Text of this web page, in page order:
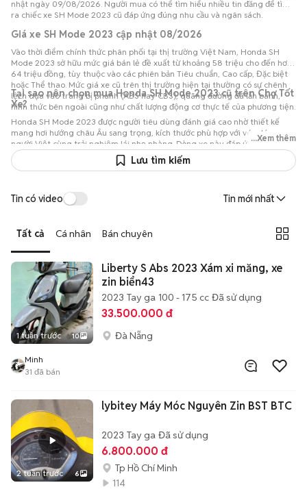
nhật ngày 09/08/2026. Người mua có thể tìm hiểu nhiều tin đăng để tìm
ra chiếc xe SH Mode 2023 cũ đáp ứng đúng nhu cầu và ngân sách.
Giá xe SH Mode 2023 cập nhật 08/2026
Vào thời điểm chính thức phân phối tại thị trường Việt Nam, Honda SH
Mode 2023 sở hữu mức giá bán lẻ đề xuất từ khoảng 58 triệu cho đến hơn
64 triệu đồng, tùy thuộc vào các phiên bản Tiêu chuẩn, Cao cấp, Đặc biệt
hoặc Thể thao. Mức giá xe cũ trên thị trường hiện tại thường có sự chênh
lệch dựa vào trang bị phanh (ABS hay CBS), quãng đường đã lăn bánh,
hình thức bên ngoài cũng như chất lượng động cơ thực tế của phương tiện.
Tại sao nên chọn mua Honda SH Mode 2023 cũ trên Chợ Tốt
Xe?
Honda SH Mode 2023 được người tiêu dùng đánh giá cao nhờ thiết kế
mang hơi hướng châu Âu sang trọng, kích thước phù hợp với vóc dáng
người Việt cùng trải nghiệm lái nhẹ nhàng. Dòng xe này đáp ứng tốt các
mục đích từ đi lại mỗi ngày, dạo phố thanh lịch cho đến gắn bó dài hạn nhờ
chất lượng cơ khí bền bỉ và khả năng giữ giá ổn định. Với số lượng hơn 10 tin
...Xem thêm
Lưu tìm kiếm
Tin có video Tin mới nhất
Tất cả Cá nhân Bán chuyên
1 tuần trước 10
Liberty S Abs 2023 Xám xi măng, xe
zin biển43
2023 Tay ga 100 - 175 cc Đã sử dụng
33.500.000 đ
Đà Nẵng
Minh
31 đã bán
2 tuần trước 6
lybitey Máy Móc Nguyên Zin BST BTC
2023 Tay ga Đã sử dụng
6.800.000 đ
Tp Hồ Chí Minh
114